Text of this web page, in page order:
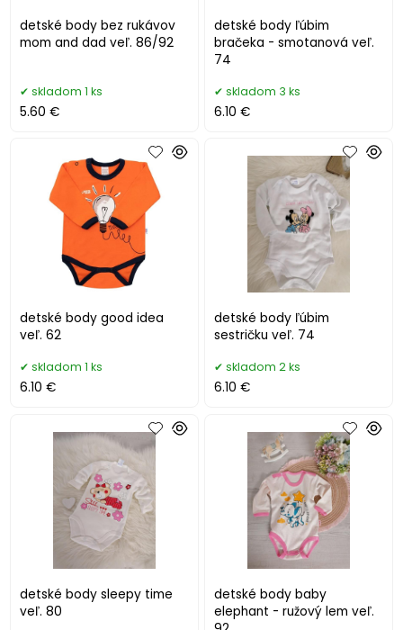
detské body bez rukávov
mom and dad veľ. 86/92
skladom 1 ks
5.60 €
detské body ľúbim
bračeka - smotanová veľ.
74
skladom 3 ks
6.10 €
detské body good idea
veľ. 62
skladom 1 ks
6.10 €
detské body ľúbim
sestričku veľ. 74
skladom 2 ks
6.10 €
detské body sleepy time
veľ. 80
detské body baby
elephant - ružový lem veľ.